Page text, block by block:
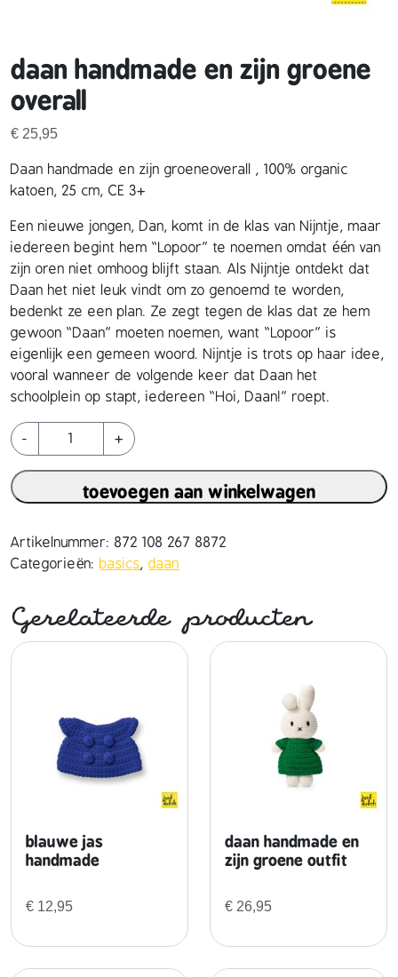
daan handmade en zijn groene
overall
€ 25,95
Daan handmade en zijn groeneoverall , 100% organic
katoen, 25 cm, CE 3+
Een nieuwe jongen, Dan, komt in de klas van Nijntje, maar
iedereen begint hem “Lopoor” te noemen omdat één van
zijn oren niet omhoog blijft staan. Als Nijntje ontdekt dat
Daan het niet leuk vindt om zo genoemd te worden,
bedenkt ze een plan. Ze zegt tegen de klas dat ze hem
gewoon “Daan” moeten noemen, want “Lopoor” is
eigenlijk een gemeen woord. Nijntje is trots op haar idee,
vooral wanneer de volgende keer dat Daan het
schoolplein op stapt, iedereen “Hoi, Daan!” roept.
-
d
a
a
n
a
n
a
d
o
+
toevoegen aan winkelwagen
Artikelnummer: 872 108 267 8872
Categorieën: basics, daan
Gerelateerde producten
blauwe jas
handmade
€ 12,95
daan handmade en
zijn groene outfit
€ 26,95